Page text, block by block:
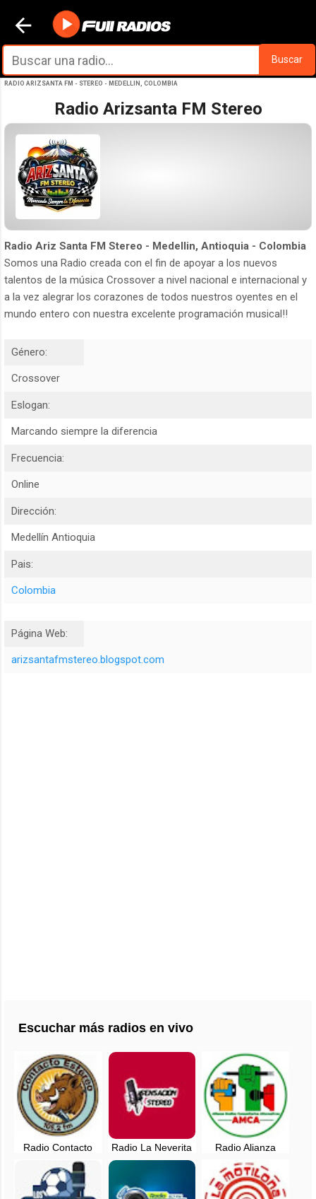
Ir al contenido principal
Buscar
RADIO ARIZSANTA FM - STEREO - MEDELLIN, COLOMBIA
Radio Arizsanta FM Stereo
Radio Ariz Santa FM Stereo - Medellin, Antioquia - Colombia
Somos una Radio creada con el fin de apoyar a los nuevos
talentos de la música Crossover a nivel nacional e internacional y
a la vez alegrar los corazones de todos nuestros oyentes en el
mundo entero con nuestra excelente programación musical!!
Género:
Crossover
Eslogan:
Marcando siempre la diferencia
Frecuencia:
Online
Dirección:
Medellín Antioquia
Pais:
Colombia
Página Web:
arizsantafmstereo.blogspot.com
Escuchar más radios en vivo
Radio Contacto
Stéreo 105.2 FM
en vivo -
Santander,
Colombia
Radio La Neverita
91.7 FM en vivo -
Radio Alianza
- Santander,
Colombia